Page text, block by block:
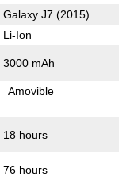
Galaxy J7 (2015)
Li-Ion
3000 mAh
Amovible
18 hours
76 hours